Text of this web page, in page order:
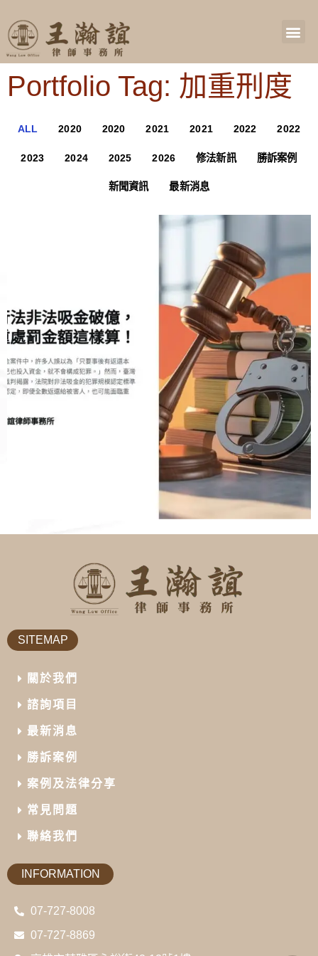
Portfolio Tag: 加重刑度
ALL 2020 2020 2021 2021 2022 2022
2023 2024 2025 2026 修法新訊 勝訴案例
新聞資訊 最新消息
SITEMAP
關於我們
諮詢項目
最新消息
勝訴案例
案例及法律分享
常見問題
聯絡我們
INFORMATION
07-727-8008
07-727-8869